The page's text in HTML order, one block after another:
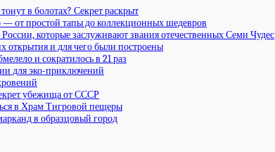
в болотах? Секрет раскрыт
— от простой тапы до коллекционных шедевров
которые заслуживают звания отечественных Семи Чудес
открытия и для чего были построены
и сократилось в 21 раз
для эко-приключений
убежища от СССР
в Храм Тигровой пещеры
в образцовый город